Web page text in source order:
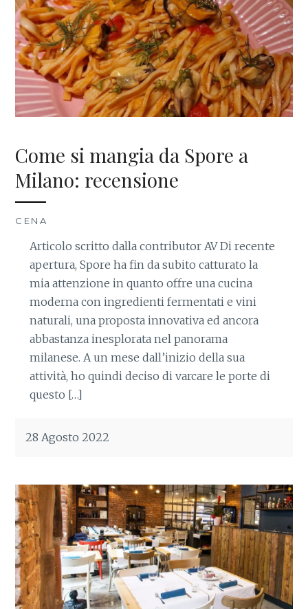
Come si mangia da Spore a
Milano: recensione
CENA
Articolo scritto dalla contributor AV Di recente
apertura, Spore ha fin da subito catturato la
mia attenzione in quanto offre una cucina
moderna con ingredienti fermentati e vini
naturali, una proposta innovativa ed ancora
abbastanza inesplorata nel panorama
milanese. A un mese dall’inizio della sua
attività, ho quindi deciso di varcare le porte di
questo […]
28 Agosto 2022